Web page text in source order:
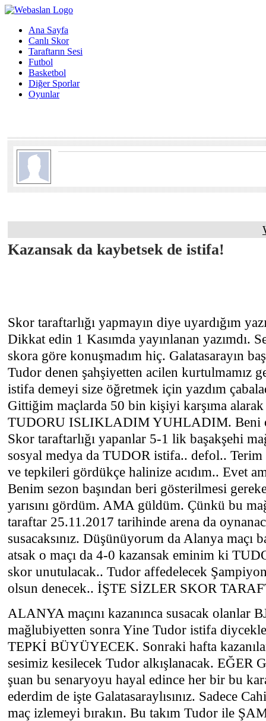
Ana Sayfa
Canlı Skor
Taraftarın Sesi
Futbol
Basketbol
Diğer Sporlar
Oyunlar
Kazansak da kaybetsek de istifa!
Skor taraftarlığı yapmayın diye uyardığım
Dikkat edin 1 Kasımda yayınlanan yazımdı.
skora göre konuşmadım hiç. Galatasarayın
Tudor denen şahşiyetten acilen kurtulmamız
istifa demeyi size öğretmek için yazdım
Gittiğim maçlarda 50 bin kişiyi karşıma
TUDORU ISLIKLADIM YUHLADIM. Beni
Skor taraftarlığı yapanlar 5-1 lik başakşehi
sosyal medya da TUDOR istifa.. defol..
ve tepkileri gördükçe halinize acıdım.. Evet
Benim sezon başından beri gösterilmesi
yarısını gördüm. AMA güldüm. Çünkü bu
taraftar 25.11.2017 tarihinde arena da
susacaksınız. Düşünüyorum da Alanya maçı
atsak o maçı da 4-0 kazansak eminim ki
skor unutulacak.. Tudor affedelecek
olsun denecek.. İŞTE SİZLER SKOR
ALANYA maçını kazanınca susacak olanlar
mağlubiyetten sonra Yine Tudor istifa
TEPKİ BÜYÜYECEK. Sonraki hafta
sesimiz kesilecek Tudor alkışlanacak. EĞER
şuan bu senaryoyu hayal edince her bir bu
ederdim de işte Galatasaraylısınız. Sadece
maç izlemeyi bırakın. Bu takım Tudor ile